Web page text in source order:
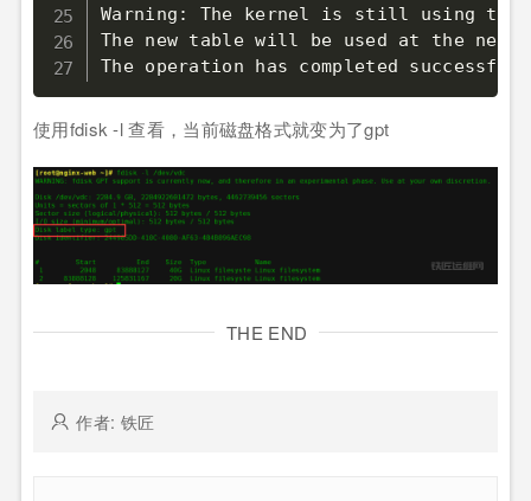
Warning: The kernel is still using
The new table will be used at the next
使用fdisk -l 查看，当前磁盘格式就变为了gpt
THE END
作者: 铁匠